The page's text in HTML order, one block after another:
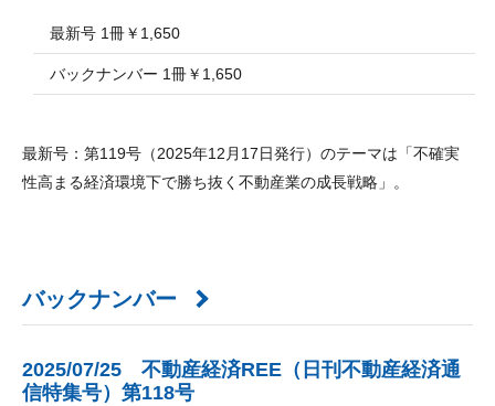
最新号 1冊￥1,650
バックナンバー 1冊￥1,650
最新号：第119号（2025年12月17日発行）のテーマは「不確実
性高まる経済環境下で勝ち抜く不動産業の成長戦略」。
バックナンバー
2025/07/25 不動産経済REE（日刊不動産経済通
信特集号）第118号